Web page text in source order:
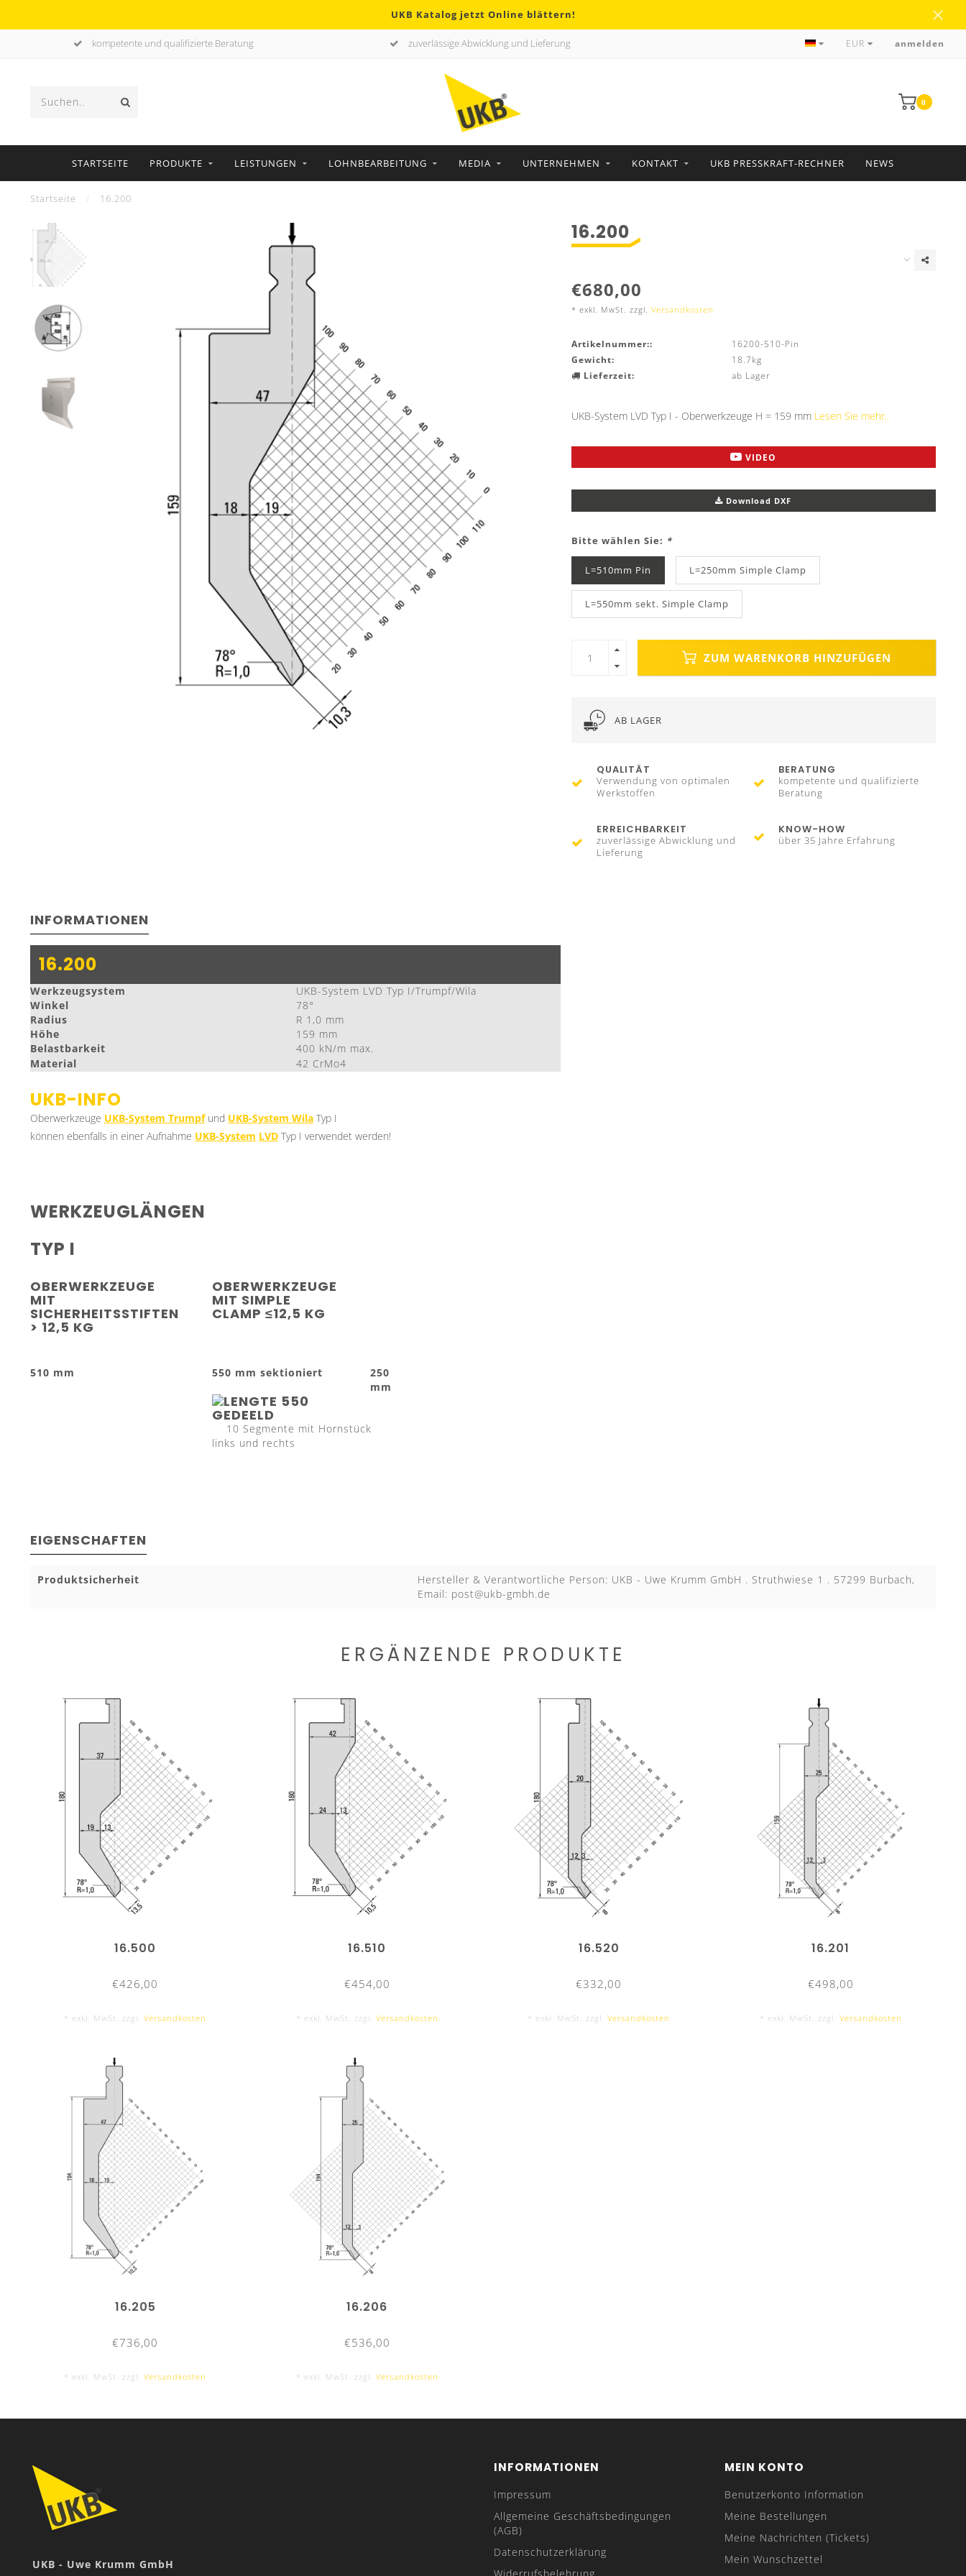
UKB Katalog jetzt Online blättern!
kompetente und qualifizierte Beratung zuverlässige Abwicklung und Lieferung über 35 Jahre ErfahrungEUR anmelden
0
STARTSEITE PRODUKTE LEISTUNGEN LOHNBEARBEITUNG MEDIA UNTERNEHMEN KONTAKT UKB PRESSKRAFT-RECHNER NEWS
Startseite 16.200
16.200
€680,00
* exkl. MwSt. zzgl. Versandkosten
Artikelnummer::
16200-510-Pin
Gewicht:
18.7kg
Lieferzeit:
ab Lager
UKB-System LVD Typ I - Oberwerkzeuge H = 159 mm Lesen Sie mehr..
VIDEO
Download DXF
Bitte wählen Sie: *
L=510mm Pin L=250mm Simple Clamp
L=550mm sekt. Simple Clamp
ZUM WARENKORB HINZUFÜGEN
AB LAGER
QUALITÄT
Verwendung von optimalen
Werkstoffen
BERATUNG
kompetente und qualifizierte
Beratung
ERREICHBARKEIT
zuverlässige Abwicklung und
Lieferung
KNOW-HOW
über 35 Jahre Erfahrung
INFORMATIONEN
16.200
Werkzeugsystem
UKB-System LVD Typ I/Trumpf/Wila
Winkel
78°
Radius
R 1,0 mm
Höhe
159 mm
Belastbarkeit
400 kN/m max.
Material
42 CrMo4
UKB-INFO
Oberwerkzeuge UKB-System Trumpfund UKB-System Wila Typ I
können ebenfalls in einer Aufnahme UKB-System LVD Typ I verwendet werden!
WERKZEUGLÄNGEN
TYP I
OBERWERKZEUGE
MIT
SICHERHEITSSTIFTEN
> 12,5 KG
OBERWERKZEUGE
MIT SIMPLE
CLAMP ≤12,5 KG
510 mm 550 mm sektioniert
250
mm
10 Segmente mit Hornstück
links und rechts
EIGENSCHAFTEN
Produktsicherheit
Hersteller & Verantwortliche Person: UKB - Uwe Krumm GmbH . Struthwiese 1 . 57299 Burbach,
Email: post@ukb-gmbh.de
ERGÄNZENDE PRODUKTE
16.500
€426,00
* exkl. MwSt. zzgl.Versandkosten
16.510
€454,00
* exkl. MwSt. zzgl. Versandkosten
16.520
€332,00
* exkl. MwSt. zzgl.Versandkosten
16.201
€498,00
* exkl. MwSt. zzgl. Versandkosten
16.205
€736,00
* exkl. MwSt. zzgl.Versandkosten
16.206
€536,00
* exkl. MwSt. zzgl. Versandkosten
UKB - Uwe Krumm GmbH
INFORMATIONEN
Impressum
Allgemeine Geschäftsbedingungen
(AGB)
Datenschutzerklärung
MEIN KONTO
Benutzerkonto Information
Meine Bestellungen
Meine Nachrichten (Tickets)
Mein Wunschzettel